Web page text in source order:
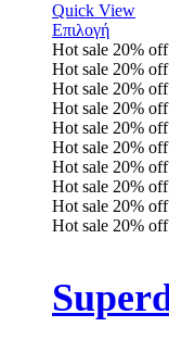
Quick View
Επιλογή
Hot sale 20% off
Hot sale 20% off
Hot sale 20% off
Hot sale 20% off
Hot sale 20% off
Hot sale 20% off
Hot sale 20% off
Hot sale 20% off
Hot sale 20% off
Hot sale 20% off